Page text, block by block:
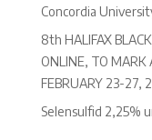
Concordia
8th HALIFAX
ONLINE, TO MARK
FEBRUARY 23-27,
Selensulfid 2,25%